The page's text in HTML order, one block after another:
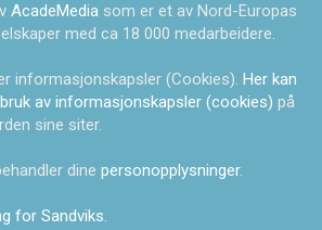
AcadeMedia som er et av Nord-Europas
med ca 18 000 medarbeidere.
informasjonskapsler (Cookies). Her kan
av informasjonskapsler (cookies) på
sine siter.
dine personopplysninger.
for Sandviks.